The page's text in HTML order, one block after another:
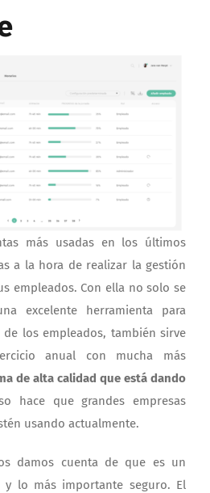
más usadas en los últimos
a la hora de realizar la gestión
empleados. Con ella no solo se
excelente herramienta para
de los empleados, también sirve
anual con mucha más
de alta calidad que está dando
hace que grandes empresas
usando actualmente.
damos cuenta de que es un
y lo más importante seguro. El